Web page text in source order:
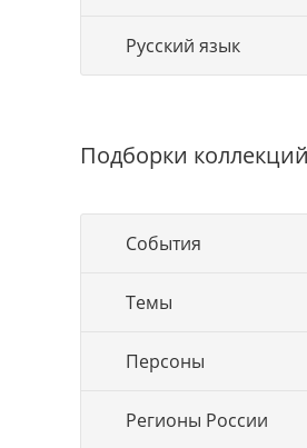
Русский язык
Подборки коллекций
События
Темы
Персоны
Регионы России